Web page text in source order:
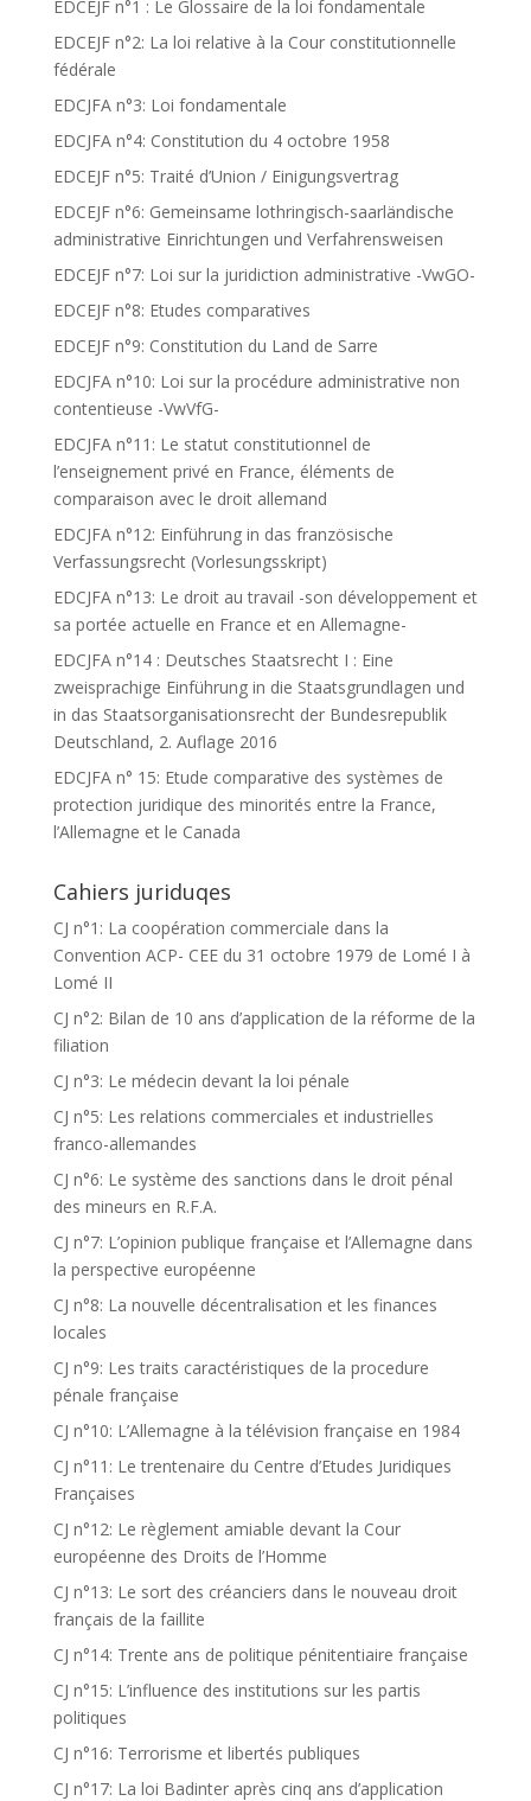
EDCEJF n°1 : Le Glossaire de la loi fondamentale
EDCEJF n°2: La loi relative à la Cour constitutionnelle
fédérale
EDCJFA n°3: Loi fondamentale
EDCJFA n°4: Constitution du 4 octobre 1958
EDCEJF n°5: Traité d’Union / Einigungsvertrag
EDCEJF n°6: Gemeinsame lothringisch-saarländische
administrative Einrichtungen und Verfahrensweisen
EDCEJF n°7: Loi sur la juridiction administrative -VwGO-
EDCEJF n°8: Etudes comparatives
EDCEJF n°9: Constitution du Land de Sarre
EDCJFA n°10: Loi sur la procédure administrative non
contentieuse -VwVfG-
EDCJFA n°11: Le statut constitutionnel de
l’enseignement privé en France, éléments de
comparaison avec le droit allemand
EDCJFA n°12: Einführung in das französische
Verfassungsrecht (Vorlesungsskript)
EDCJFA n°13: Le droit au travail -son développement et
sa portée actuelle en France et en Allemagne-
EDCJFA n°14 : Deutsches Staatsrecht I : Eine
zweisprachige Einführung in die Staatsgrundlagen und
in das Staatsorganisationsrecht der Bundesrepublik
Deutschland, 2. Auflage 2016
EDCJFA n° 15: Etude comparative des systèmes de
protection juridique des minorités entre la France,
l’Allemagne et le Canada
Cahiers juriduqes
CJ n°1: La coopération commerciale dans la
Convention ACP- CEE du 31 octobre 1979 de Lomé I à
Lomé II
CJ n°2: Bilan de 10 ans d’application de la réforme de la
filiation
CJ n°3: Le médecin devant la loi pénale
CJ n°5: Les relations commerciales et industrielles
franco-allemandes
CJ n°6: Le système des sanctions dans le droit pénal
des mineurs en R.F.A.
CJ n°7: L’opinion publique française et l’Allemagne dans
la perspective européenne
CJ n°8: La nouvelle décentralisation et les finances
locales
CJ n°9: Les traits caractéristiques de la procedure
pénale française
CJ n°10: L’Allemagne à la télévision française en 1984
CJ n°11: Le trentenaire du Centre d’Etudes Juridiques
Françaises
CJ n°12: Le règlement amiable devant la Cour
européenne des Droits de l’Homme
CJ n°13: Le sort des créanciers dans le nouveau droit
français de la faillite
CJ n°14: Trente ans de politique pénitentiaire française
CJ n°15: L’influence des institutions sur les partis
politiques
CJ n°16: Terrorisme et libertés publiques
CJ n°17: La loi Badinter après cinq ans d’application